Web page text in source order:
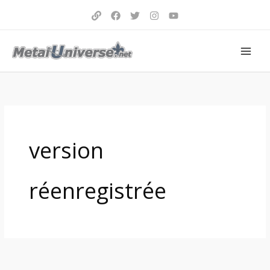
version
réenregistrée